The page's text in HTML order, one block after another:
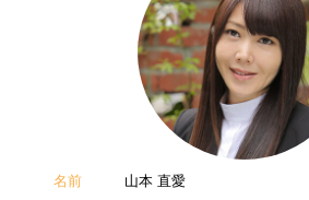
名前
山本 直愛